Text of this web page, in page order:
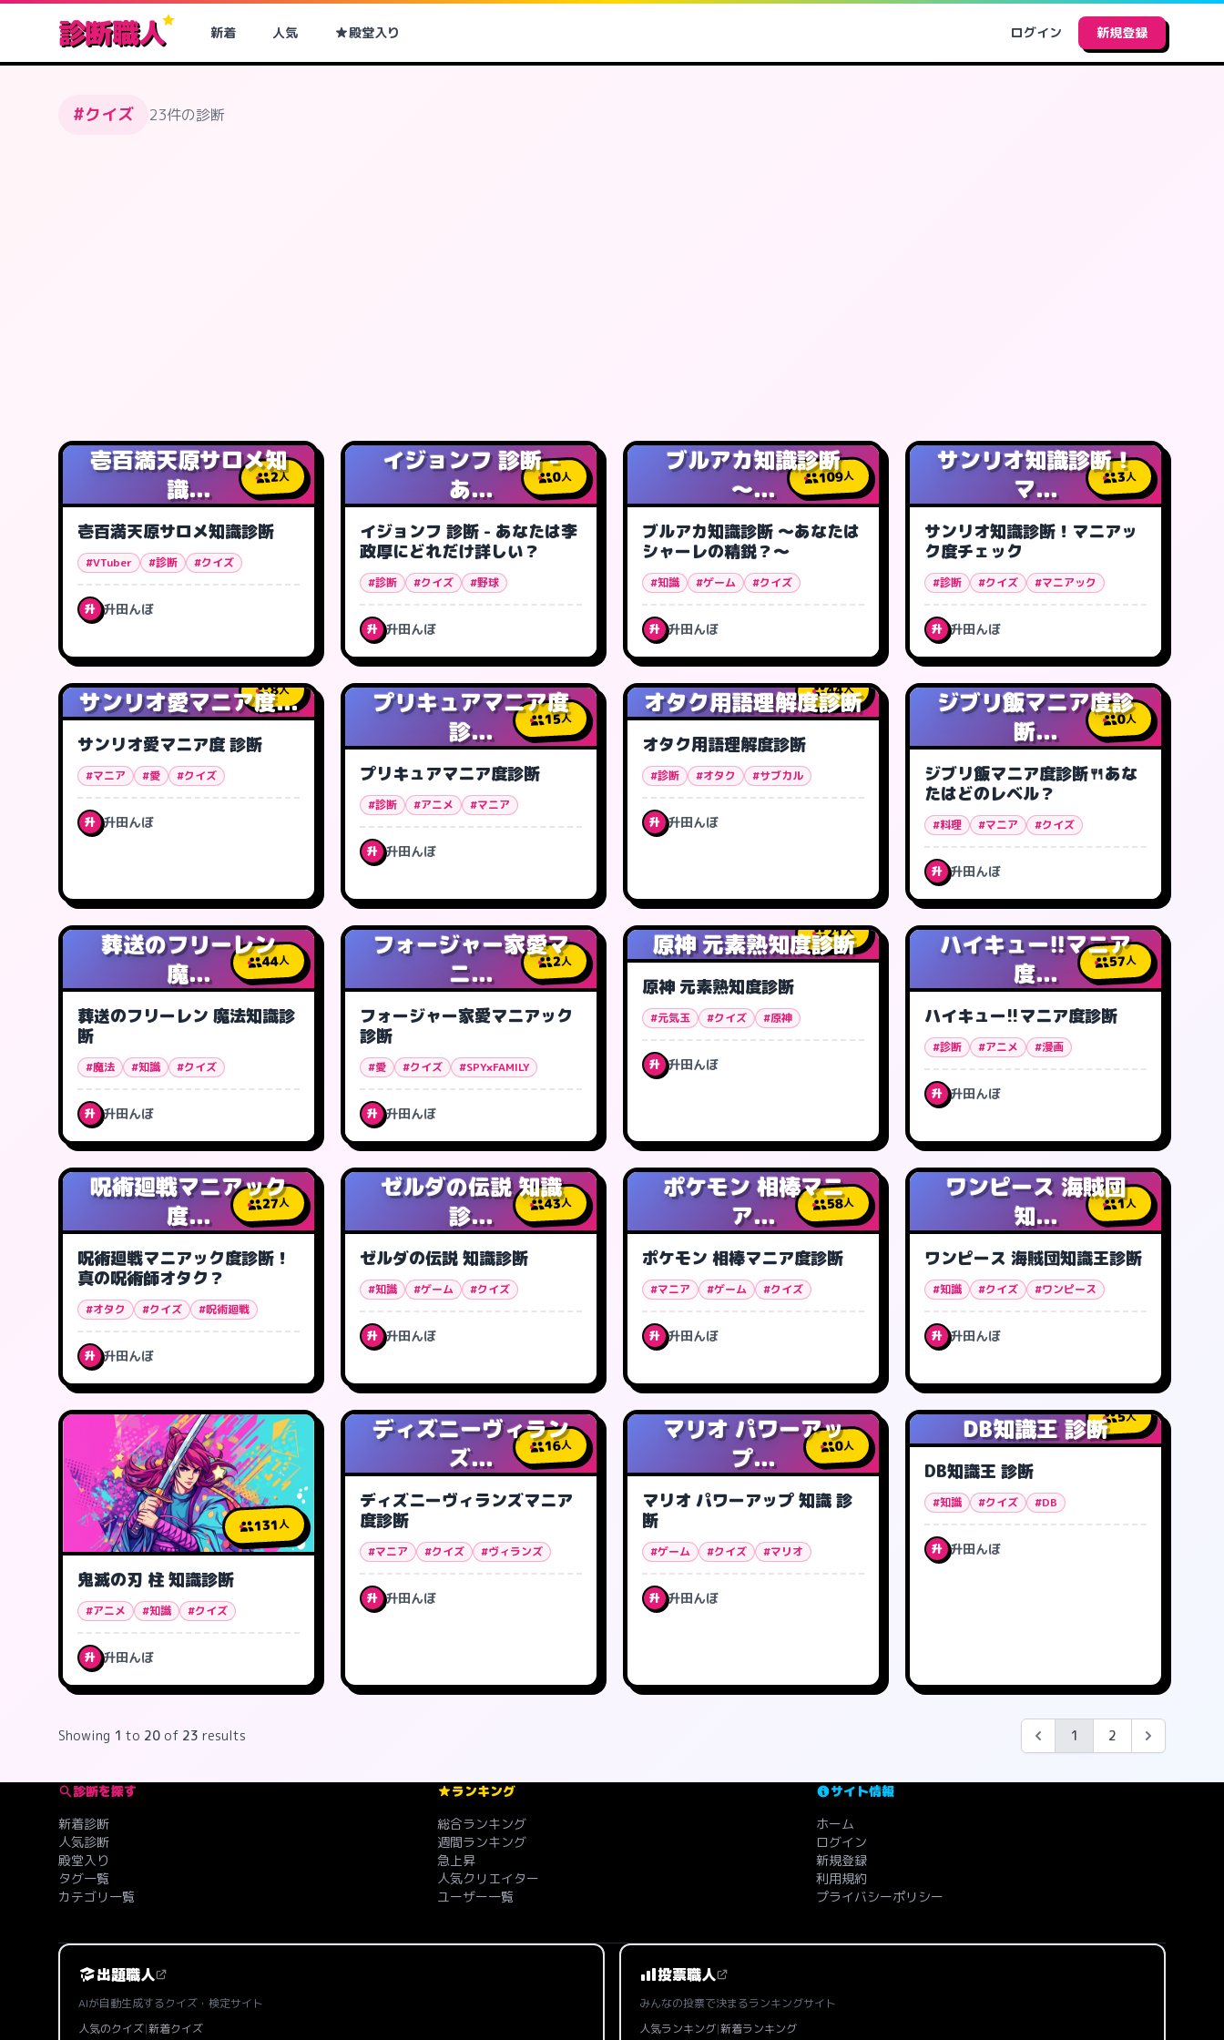
診断職人 新着 人気 殿堂入り ログイン 新規登録
#クイズ 23件の診断
壱百満天原サロメ知
識...
2人
壱百満天原サロメ知識診断
#VTuber #診断 #クイズ
升 升田んぼ
イジョンフ 診断 -
あ...
0人
イジョンフ 診断 - あなたは李
政厚にどれだけ詳しい？
#診断 #クイズ #野球
升 升田んぼ
ブルアカ知識診断
〜...
109人
ブルアカ知識診断 〜あなたは
シャーレの精鋭？〜
#知識 #ゲーム #クイズ
升 升田んぼ
サンリオ知識診断！
マ...
3人
サンリオ知識診断！マニアッ
ク度チェック
#診断 #クイズ #マニアック
升 升田んぼ
サンリオ愛マニア度...
8人
サンリオ愛マニア度 診断
#マニア #愛 #クイズ
升 升田んぼ
プリキュアマニア度
診...
15人
プリキュアマニア度診断
#診断 #アニメ #マニア
升 升田んぼ
オタク用語理解度診断
44人
オタク用語理解度診断
#診断 #オタク #サブカル
升 升田んぼ
ジブリ飯マニア度診
断...
0人
ジブリ飯マニア度診断🍴あな
たはどのレベル？
#料理 #マニア #クイズ
升 升田んぼ
葬送のフリーレン
魔...
44人
葬送のフリーレン 魔法知識診
断
#魔法 #知識 #クイズ
升 升田んぼ
フォージャー家愛マ
ニ...
2人
フォージャー家愛マニアック
診断
#愛 #クイズ #SPY×FAMILY
升 升田んぼ
原神 元素熟知度診断
21人
原神 元素熟知度診断
#元気玉 #クイズ #原神
升 升田んぼ
ハイキュー!!マニア
度...
57人
ハイキュー!!マニア度診断
#診断 #アニメ #漫画
升 升田んぼ
呪術廻戦マニアック
度...
27人
呪術廻戦マニアック度診断！
真の呪術師オタク？
#オタク #クイズ #呪術廻戦
升 升田んぼ
ゼルダの伝説 知識
診...
43人
ゼルダの伝説 知識診断
#知識 #ゲーム #クイズ
升 升田んぼ
ポケモン 相棒マニ
ア...
58人
ポケモン 相棒マニア度診断
#マニア #ゲーム #クイズ
升 升田んぼ
ワンピース 海賊団
知...
1人
ワンピース 海賊団知識王診断
#知識 #クイズ #ワンピース
升 升田んぼ
131人
鬼滅の刃 柱 知識診断
#アニメ #知識 #クイズ
升 升田んぼ
ディズニーヴィラン
ズ...
16人
ディズニーヴィランズマニア
度診断
#マニア #クイズ #ヴィランズ
升 升田んぼ
マリオ パワーアッ
プ...
0人
マリオ パワーアップ 知識 診
断
#ゲーム #クイズ #マリオ
升 升田んぼ
DB知識王 診断 5人
DB知識王 診断
#知識 #クイズ #DB
升 升田んぼ
Showing 1 to 20 of 23 results 1 2
診断を探す
新着診断
人気診断
殿堂入り
タグ一覧
カテゴリ一覧
ランキング
総合ランキング
週間ランキング
急上昇
人気クリエイター
ユーザー一覧
サイト情報
ホーム
ログイン
新規登録
利用規約
プライバシーポリシー
出題職人
AIが自動生成するクイズ・検定サイト
人気のクイズ|新着クイズ
投票職人
みんなの投票で決まるランキングサイト
人気ランキング|新着ランキング